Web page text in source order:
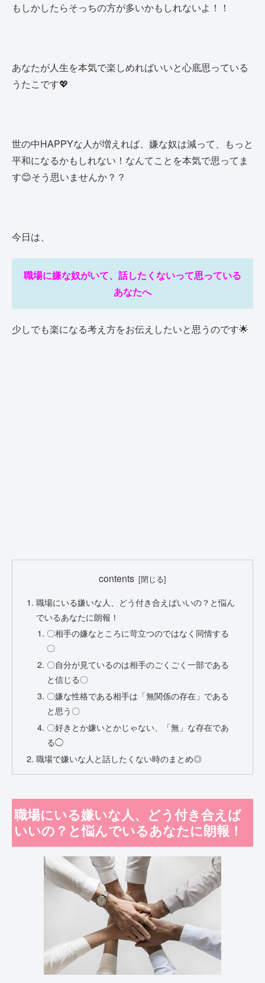
もしかしたらそっちの方が多いかもしれないよ！！
あなたが人生を本気で楽しめればいいと心底思っている
うたこです💖
世の中HAPPYな人が増えれば、嫌な奴は減って、もっと
平和になるかもしれない！なんてことを本気で思ってま
す😊そう思いませんか？？
今日は、
職場に嫌な奴がいて、話したくないって思っている
あなたへ
少しでも楽になる考え方をお伝えしたいと思うのです🌟
contents
職場にいる嫌いな人、どう付き合えばいいの？と悩ん
でいるあなたに朗報！
〇相手の嫌なところに苛立つのではなく同情する
〇
〇自分が見ているのは相手のごくごく一部である
と信じる〇
〇嫌な性格である相手は「無関係の存在」である
と思う〇
〇好きとか嫌いとかじゃない、「無」な存在であ
る◯
職場で嫌いな人と話したくない時のまとめ◎
職場にいる嫌いな人、どう付き合えば
いいの？と悩んでいるあなたに朗報！